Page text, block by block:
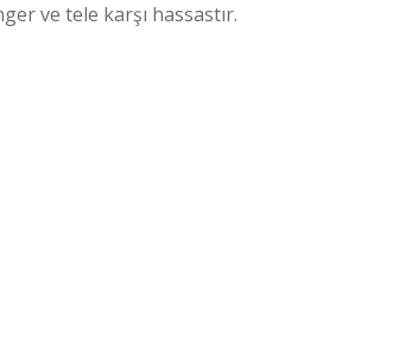
ve tele karşı hassastır.